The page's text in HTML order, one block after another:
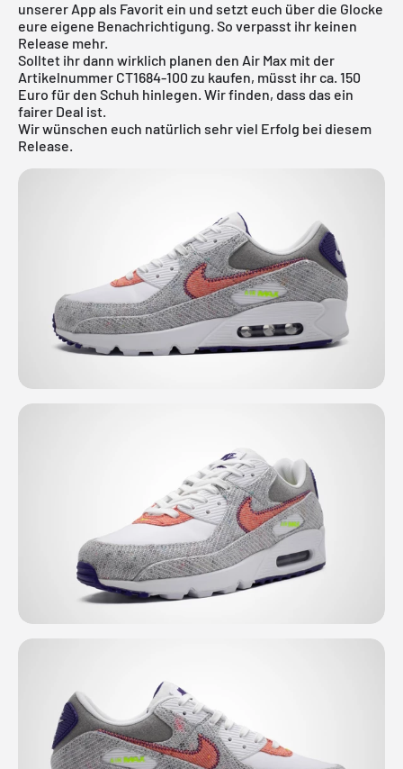
unserer App als Favorit ein und setzt euch über die Glocke
eure eigene Benachrichtigung. So verpasst ihr keinen
Release mehr.
Solltet ihr dann wirklich planen den Air Max mit der
Artikelnummer CT1684-100 zu kaufen, müsst ihr ca. 150
Euro für den Schuh hinlegen. Wir finden, dass das ein
fairer Deal ist.
Wir wünschen euch natürlich sehr viel Erfolg bei diesem
Release.